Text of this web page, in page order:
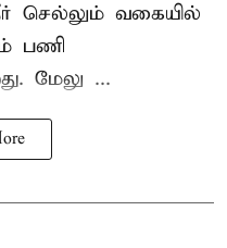
செல்லும் வகையில்
பணி
மேலு ...